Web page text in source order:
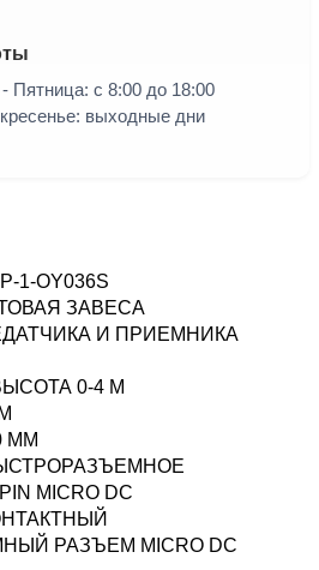
Пятница: с 8:00 до 18:00
выходные дни
1-OY036S
ЗАВЕСА
И ПРИЕМНИКА
0-4 М
ММ
MICRO DC
РАЗЪЕМ MICRO DC